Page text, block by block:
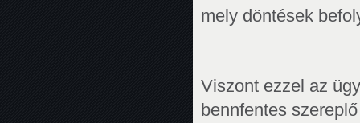
mely döntések
Viszont ezzel az
bennfentes